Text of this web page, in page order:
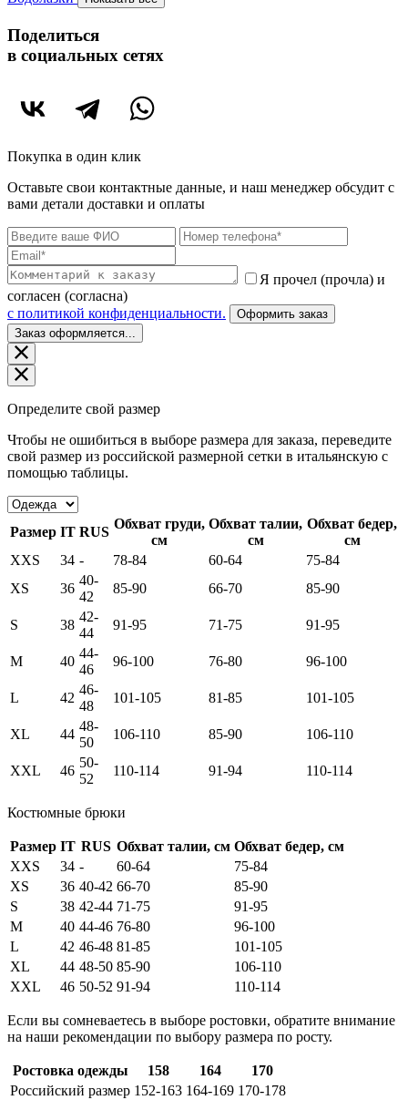
Поделиться
в социальных сетях
Покупка в один клик
Оставьте свои контактные данные, и наш менеджер обсудит с
вами детали доставки и оплаты
Я прочел (прочла) и
согласен (согласна)
c политикой конфиденциальности.
Оформить заказ
Заказ оформляется...
Определите свой размер
Чтобы не ошибиться в выборе размера для заказа, переведите
свой размер из российской размерной сетки в итальянскую с
помощью таблицы.
Размер IT RUS
Обхват груди,
см
Обхват талии,
см
Обхват бедер,
см
XXS
34 - 78-84 60-64
75-84
XS
36
40-
42
85-90 66-70 85-90
S 38
42-
44
91-95 71-75 91-95
M 40
44-
46
96-100 76-80 96-100
L 42
46-
48
101-105 81-85 101-105
XL 44
48-
50
106-110 85-90 106-110
XXL 46
50-
52
110-114 91-94 110-114
Костюмные брюки
Размер IT RUS Обхват талии, см Обхват бедер, см
XXS
34 - 60-64
75-84
XS
36 40-42 66-70
85-90
S
38 42-44 71-75
91-95
M
40 44-46 76-80
96-100
L
42 46-48 81-85
101-105
XL
44 48-50 85-90
106-110
XXL
46 50-52 91-94 110-114
Если вы сомневаетесь в выборе ростовки, обратите внимание
на наши рекомендации по выбору размера по росту.
Ростовка одежды 158 164
170
Российский размер 152-163 164-169 170-178